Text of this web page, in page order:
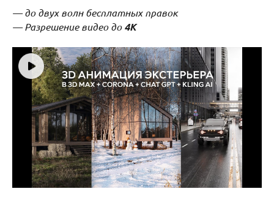
— до двух волн бесплатных правок
— Разрешение видео до4K